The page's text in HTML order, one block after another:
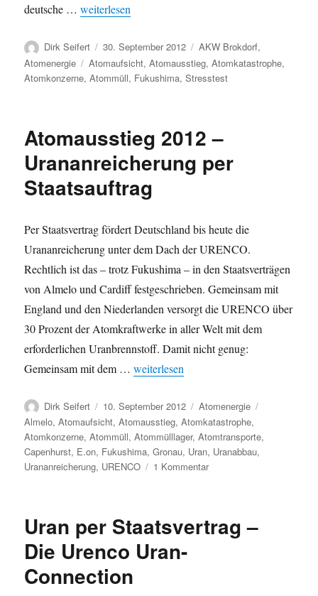
deutsche …„„Europas Atomkraftwerke sind nicht sicher
weiterlesen
Autor
Dirk Seifert
Veröffentlicht
am
30. September 2012 Kategorien
AKW Brokdorf,
Atomenergie
Schlagwörter
Atomaufsicht,Atomausstieg,Atomkatastrophe,
Atomkonzerne,Atommüll, Fukushima,Stresstest
Atomausstieg 2012 –
Urananreicherung per
Staatsauftrag
Per Staatsvertrag fördert Deutschland bis heute die
Urananreicherung unter dem Dach der URENCO.
Rechtlich ist das – trotz Fukushima – in den Staatsverträgen
von Almelo und Cardiff festgeschrieben. Gemeinsam mit
England und den Niederlanden versorgt die URENCO über
30 Prozent der Atomkraftwerke in aller Welt mit dem
erforderlichen Uranbrennstoff. Damit nicht genug:
Gemeinsam mit dem …„Atomausstieg 2012 –
weiterlesen
Autor
Dirk Seifert
Veröffentlicht
am
10. September 2012 Kategorien
Atomenergie
Almelo,Atomaufsicht,Atomausstieg,Atomkatastrophe,
Atomkonzerne,Atommüll,Atommülllager,Atomtransporte,
Capenhurst, E.on, Fukushima,Gronau, Uran, Uranabbau,
Urananreicherung, URENCO 1 Kommentarzu
Urananreicherung
Uran per Staatsvertrag –
Die Urenco Uran-
Connection